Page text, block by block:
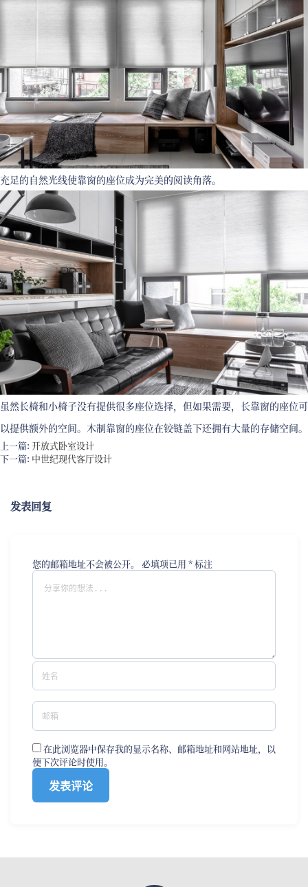
充足的自然光线使靠窗的座位成为完美的阅读角落。
虽然长椅和小椅子没有提供很多座位选择，但如果需要，长靠窗的座位可
以提供额外的空间。木制靠窗的座位在铰链盖下还拥有大量的存储空间。
上一篇: 开放式卧室设计
下一篇: 中世纪现代客厅设计
发表回复
您的邮箱地址不会被公开。 必填项已用 *标注
在此浏览器中保存我的显示名称、邮箱地址和网站地址，以
便下次评论时使用。